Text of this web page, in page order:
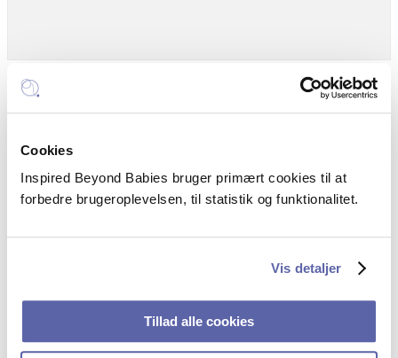
Cookies
Inspired Beyond Babies bruger primært cookies til at
forbedre brugeroplevelsen, til statistik og funktionalitet.
Vis detaljer
Tillad alle cookies
materiale fra oplægget.